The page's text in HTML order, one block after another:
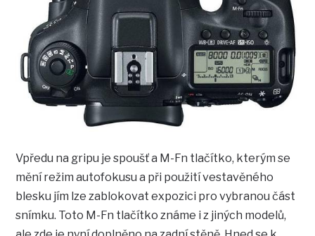
Vpředu na gripu je spoušť a M-Fn tlačítko, kterým se
mění režim autofokusu a při použití vestavěného
blesku jím lze zablokovat expozici pro vybranou část
snímku. Toto M-Fn tlačítko známe i z jiných modelů,